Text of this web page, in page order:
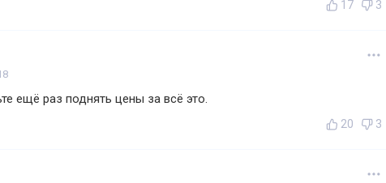
17 3
ещё раз поднять цены за всё это.
20 3